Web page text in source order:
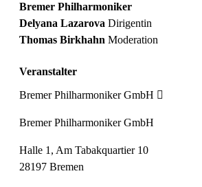
Bremer Philharmoniker
Delyana Lazarova Dirigentin
Thomas Birkhahn Moderation
Veranstalter
Bremer Philharmoniker GmbH
Bremer Philharmoniker GmbH
Halle 1, Am Tabakquartier 10
28197 Bremen